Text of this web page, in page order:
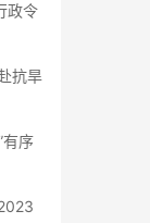
政令
抗旱
有序